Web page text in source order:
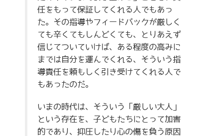
任をもって保証してくれる人でもあっ
た。その指導やフィードバックが厳しく
ても辛くてもしんどくても、とりあえず
信じてついていけば、ある程度の高みに
までは自分を運んでくれる、そういう指
導責任を頼もしく引き受けてくれる人で
もあったのだ。
いまの時代は、そういう「厳しい大人」
という存在を、子どもたちにとって加害
的であり、抑圧したり心の傷を負う原因